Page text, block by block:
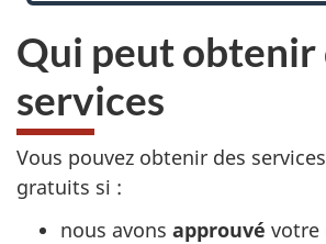
Qui peut obtenir
services
Vous pouvez obtenir des
gratuits si :
nous avons approuvé votre